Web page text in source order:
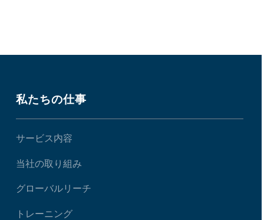
私たちの仕事
サービス内容
当社の取り組み
グローバルリーチ
トレーニング